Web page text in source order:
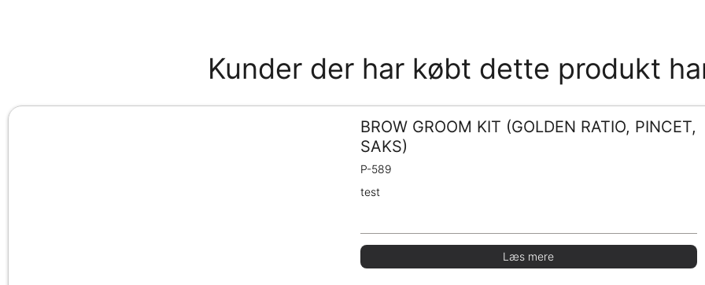
Kunder der har købt dette produkt
BROW GROOM KIT (GOLDEN RATIO, PINCET,
SAKS)
P-589
test
Læs mere